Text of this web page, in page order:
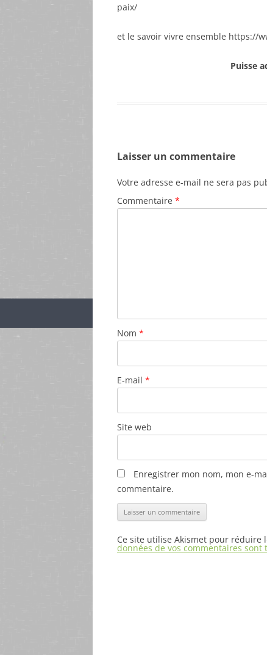
paix/
et le savoir vivre ensemble https://
Puisse
Laisser un commentaire
Votre adresse e-mail ne sera pas
Commentaire *
Nom *
E-mail *
Site web
Enregistrer mon nom, mon e-
commentaire.
Ce site utilise Akismet pour réduire
données de vos commentaires sont